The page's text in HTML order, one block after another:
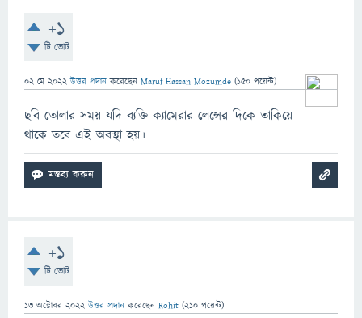
+1
টি ভোট
02 মে 2022 উত্তর প্রদান করেছেন Maruf Hassan Mozumde (150 পয়েন্ট)
ছবি তোলার সময় যদি ব্যক্তি ক্যামেরার লেন্সের দিকে তাকিয়ে
থাকে তবে এই অবস্থা হয়।
+1
টি ভোট
13 অক্টোবর 2022 উত্তর প্রদান করেছেন Rohit (210 পয়েন্ট)